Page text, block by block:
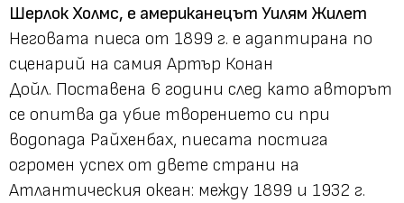
Шерлок Холмс, е американецът Уилям Жилет
Неговата пиеса от 1899 г. е адаптирана по
сценарий на самия Артър Конан
Дойл. Поставена 6 години след като авторът
се опитва да убие творението си при
водопада Райхенбах, пиесата постига
огромен успех от двете страни на
Атлантическия океан: между 1899 и 1932 г.